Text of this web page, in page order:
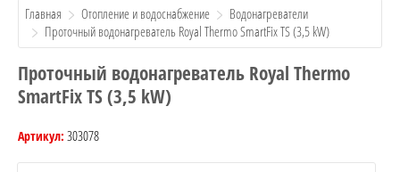
Главная Отопление и водоснабжение
Водонагреватели
Проточный водонагреватель Royal Thermo SmartFix TS (3,5 kW)
Проточный водонагреватель Royal Thermo
SmartFix TS (3,5 kW)
Артикул: 303078